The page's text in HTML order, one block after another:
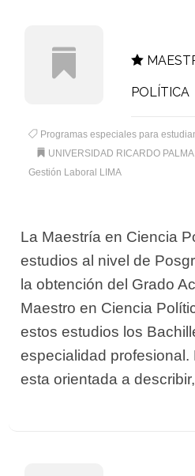
POLÍTICA
Programas especiales para
UNIVERSIDAD RICARDO PALMA
Gestión Laboral LIMA
La Maestría en Ciencia
estudios al nivel de
la obtención del Grado
Maestro en Ciencia
estos estudios los
especialidad
esta orientada a